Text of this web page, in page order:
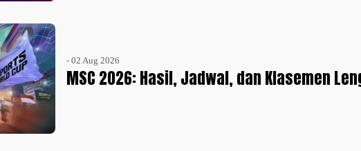
- 02 Aug 2026
MSC 2026: Hasil, Jadwal, dan Klasemen